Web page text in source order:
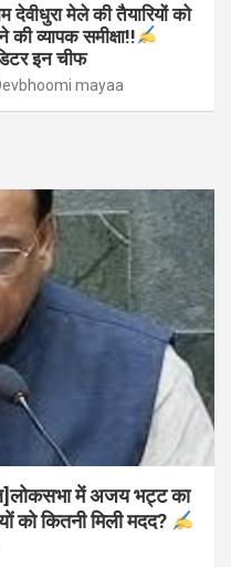
देवीधुरा मेले की तैयारियों को
की व्यापक समीक्षा!!
इन चीफ
mayaa
में अजय भट्ट का
को कितनी मिली मदद?